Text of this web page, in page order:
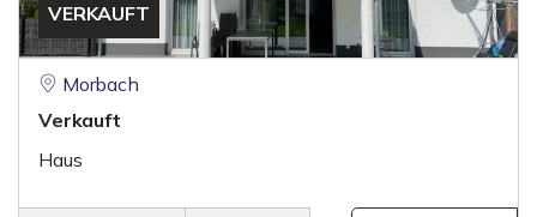
VERKAUFT
Morbach
Verkauft
Haus